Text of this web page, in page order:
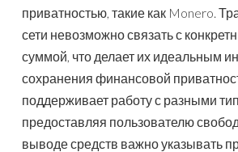
приватностью, такие как Monero.
сети невозможно связать с
суммой, что делает их идеальным
сохранения финансовой
поддерживает работу с разными
предоставляя пользователю
выводе средств важно указывать